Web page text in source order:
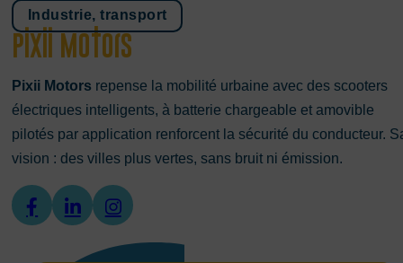
Pixii Motors
Industrie, transport
Pixii Motors repense la mobilité urbaine avec des scooters
électriques intelligents, à batterie chargeable et amovible
pilotés par application renforcent la sécurité du conducteur.
vision : des villes plus vertes, sans bruit ni émission.